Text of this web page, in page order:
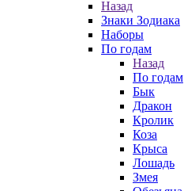
Назад
Знаки Зодиака
Наборы
По годам
Назад
По годам
Бык
Дракон
Кролик
Коза
Крыса
Лошадь
Змея